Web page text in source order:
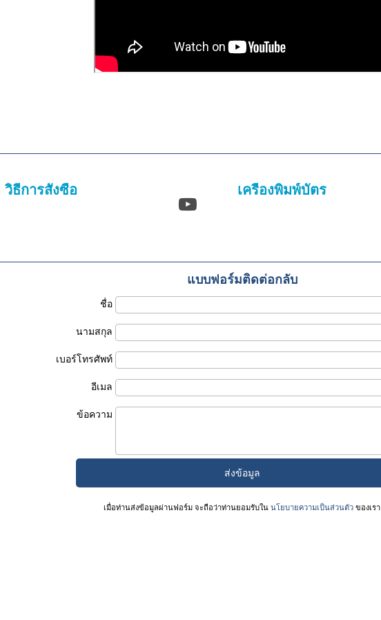
วิธีการสั่งซื้อ เครื่องพิมพ์บัตร
แบบฟอร์มติดต่อกลับ
ชื่อ
นามสกุล
เบอร์โทรศัพท์
อีเมล
ข้อความ
เมื่อท่านส่งข้อมูลผ่านฟอร์ม จะถือว่าท่านยอมรับใน นโยบายความเป็นส่วนตัวของเรา